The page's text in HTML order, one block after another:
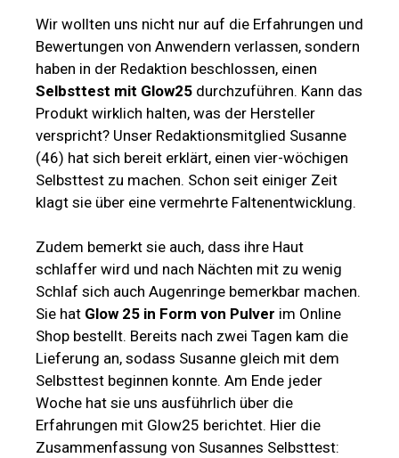
Wir wollten uns nicht nur auf die Erfahrungen und
Bewertungen von Anwendern verlassen, sondern
haben in der Redaktion beschlossen, einen
Selbsttest mit Glow25 durchzuführen. Kann das
Produkt wirklich halten, was der Hersteller
verspricht? Unser Redaktionsmitglied Susanne
(46) hat sich bereit erklärt, einen vier-wöchigen
Selbsttest zu machen. Schon seit einiger Zeit
klagt sie über eine vermehrte Faltenentwicklung.
Zudem bemerkt sie auch, dass ihre Haut
schlaffer wird und nach Nächten mit zu wenig
Schlaf sich auch Augenringe bemerkbar machen.
Sie hat Glow 25 in Form von Pulver im Online
Shop bestellt. Bereits nach zwei Tagen kam die
Lieferung an, sodass Susanne gleich mit dem
Selbsttest beginnen konnte. Am Ende jeder
Woche hat sie uns ausführlich über die
Erfahrungen mit Glow25 berichtet. Hier die
Zusammenfassung von Susannes Selbsttest: